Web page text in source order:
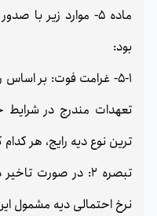
ماده 5- موارد زیر
بود:
5-1- غرامت فوت: بر
تعهدات مندرج در شرایط
ترین نوع دیه رایج، هر
تبصره 2: در صورت
نرخ احتمالی دیه مشمول